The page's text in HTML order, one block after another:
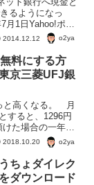
るようになっ
1日Yahoo!ポイ
Tポイントに変わ
Yahoo!ポイント
現金とし...
2014.12.12 o2ya
料にする方
京三菱UFJ銀
と高くなる。 月
すると、1296円
た場合の一年定
2018.10.20 o2ya
ちょダイレク
ダウンロード